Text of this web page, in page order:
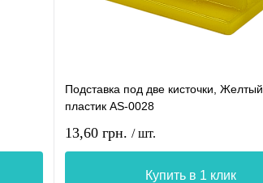
Подставка под две кисточки, Желтый
пластик AS-0028
13,60 грн. / шт.
Купить в 1 клик